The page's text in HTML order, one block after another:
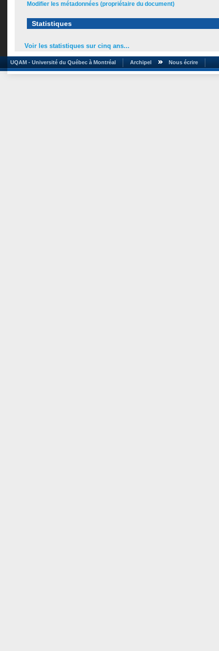
Modifier les métadonnées (propriétaire du document)
Statistiques
Voir les statistiques sur cinq ans...
UQAM - Université du Québec à Montréal Archipel Nous écrire